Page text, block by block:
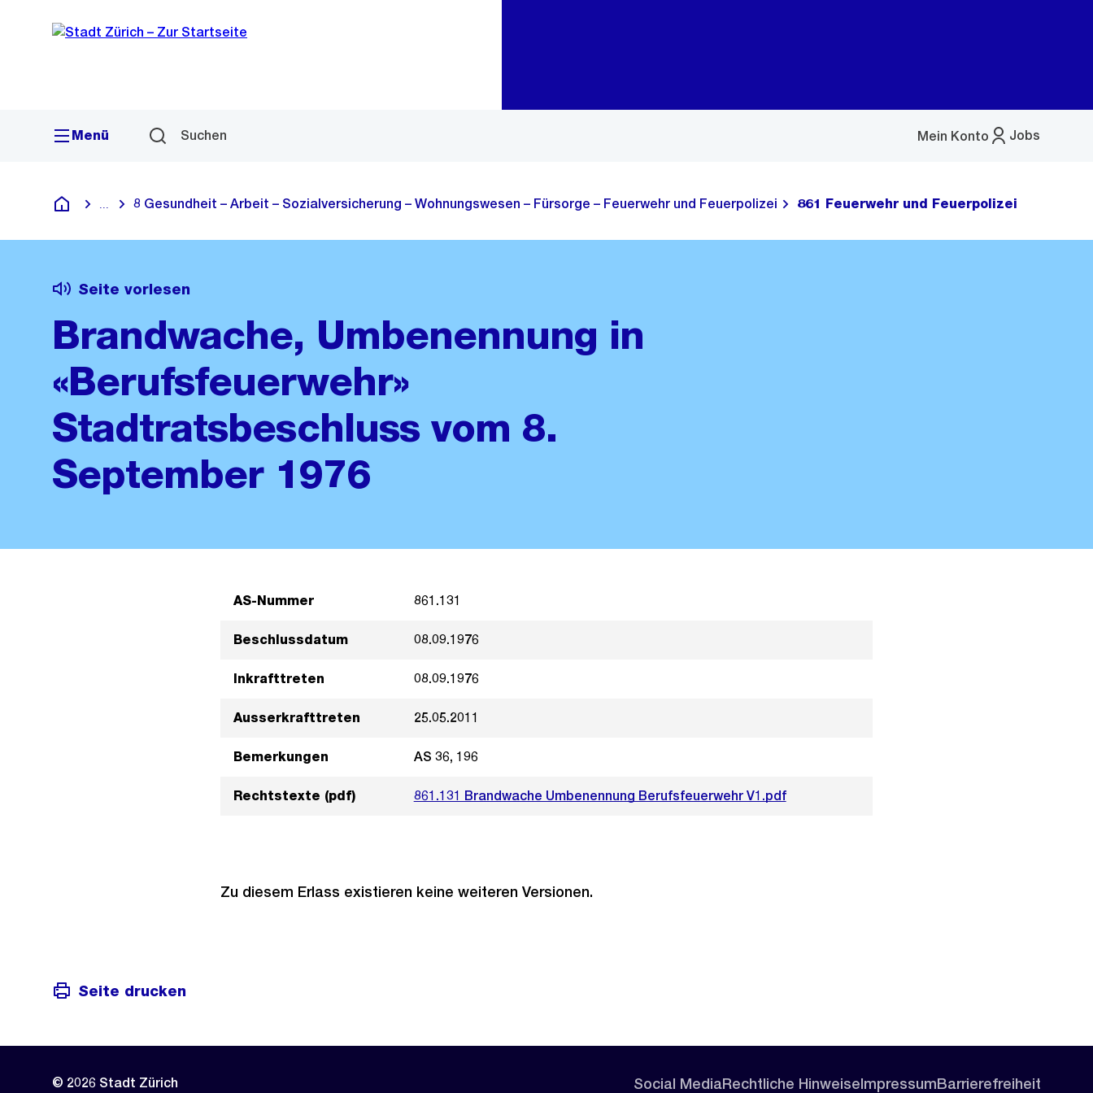
Navigation
Sprunglink
Menü Suchen Jobs
Mein Konto
Menü
Deutsch
Blende alle Breadcrumbs ein
8 Gesundheit – Arbeit – Sozialversicherung – Wohnungswesen – Fürsorge – Feuerwehr und Feuerpolizei 861 Feuerwehr und Feuerpolizei
Seite vorlesen
Brandwache, Umbenennung in
«Berufsfeuerwehr»
Stadtratsbeschluss vom 8.
September 1976
AS-Nummer 861.131
Beschlussdatum 08.09.1976
Inkrafttreten 08.09.1976
Ausserkrafttreten 25.05.2011
Bemerkungen AS 36, 196
Rechtstexte (pdf) 861.131 Brandwache Umbenennung Berufsfeuerwehr V1.pdf
Zu diesem Erlass existieren keine weiteren Versionen.
Seite drucken
© 2026 Stadt Zürich Social MediaRechtliche HinweiseImpressumBarrierefreiheit